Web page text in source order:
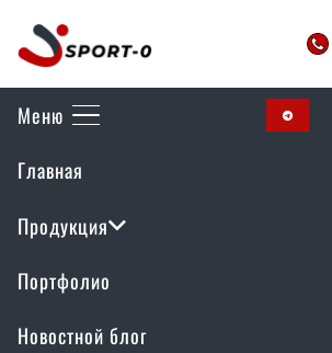
Меню
Главная
Продукция
Портфолио
Новостной блог
telegram
Спортивные площадки